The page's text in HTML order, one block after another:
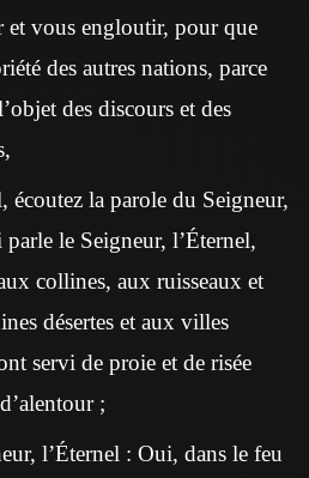
et vous engloutir, pour que
des autres nations, parce
des discours et des
écoutez la parole du Seigneur,
le Seigneur, l’Éternel,
collines, aux ruisseaux et
désertes et aux villes
servi de proie et de risée
;
l’Éternel : Oui, dans le feu